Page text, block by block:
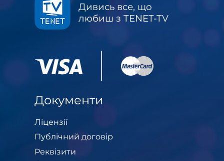
Дивись все, що
любиш з TENET-TV
Документи
Ліцензії
Публічний договір
Реквізити